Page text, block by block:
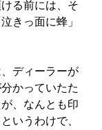
る前には、そ
きっ面に蜂」
ディーラーが
かっていたた
、なんとも印
いうわけで、